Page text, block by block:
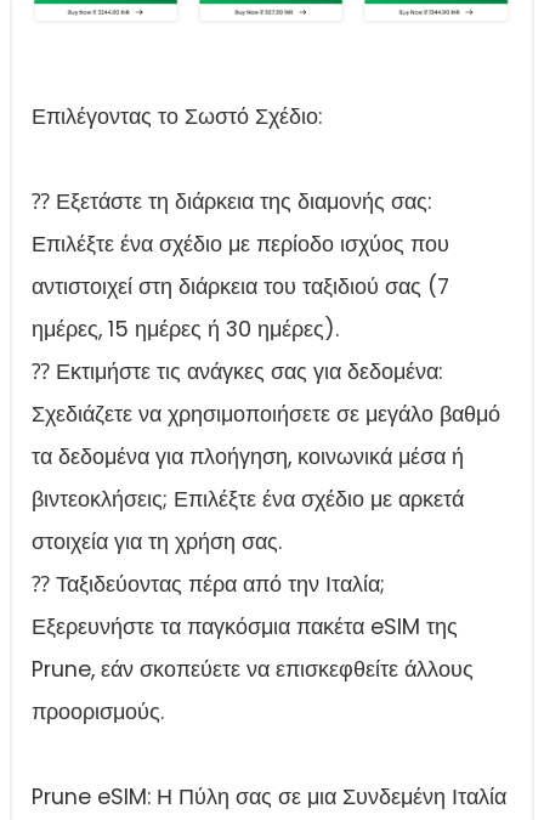
Επιλέγοντας το Σωστό Σχέδιο:
⁇ Εξετάστε τη διάρκεια της διαμονής σας:
Επιλέξτε ένα σχέδιο με περίοδο ισχύος που
αντιστοιχεί στη διάρκεια του ταξιδιού σας (7
ημέρες, 15 ημέρες ή 30 ημέρες).
⁇ Εκτιμήστε τις ανάγκες σας για δεδομένα:
Σχεδιάζετε να χρησιμοποιήσετε σε μεγάλο βαθμό
τα δεδομένα για πλοήγηση, κοινωνικά μέσα ή
βιντεοκλήσεις; Επιλέξτε ένα σχέδιο με αρκετά
στοιχεία για τη χρήση σας.
⁇ Ταξιδεύοντας πέρα από την Ιταλία;
Εξερευνήστε τα παγκόσμια πακέτα eSIM της
Prune, εάν σκοπεύετε να επισκεφθείτε άλλους
προορισμούς.
Prune eSIM: Η Πύλη σας σε μια Συνδεμένη Ιταλία